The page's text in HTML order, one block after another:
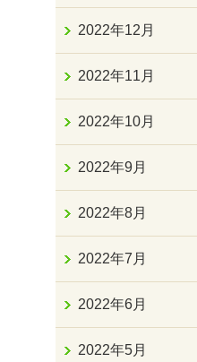
2022年12月
2022年11月
2022年10月
2022年9月
2022年8月
2022年7月
2022年6月
2022年5月